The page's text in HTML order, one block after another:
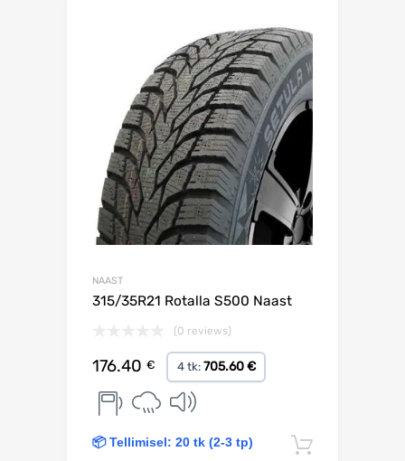
NAAST
315/35R21 Rotalla S500 Naast
(0 reviews)
176.40 € 4 tk: 705.60 €
📦 Tellimisel: 20 tk (2-3 tp)